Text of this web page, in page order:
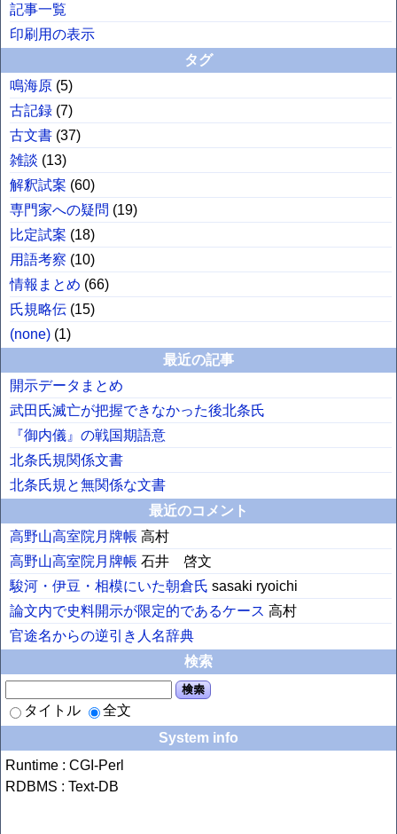
記事一覧
印刷用の表示
タグ
鳴海原 (5)
古記録 (7)
古文書 (37)
雑談 (13)
解釈試案 (60)
専門家への疑問 (19)
比定試案 (18)
用語考察 (10)
情報まとめ (66)
氏規略伝 (15)
(none) (1)
最近の記事
開示データまとめ
武田氏滅亡が把握できなかった後北条氏
『御内儀』の戦国期語意
北条氏規関係文書
北条氏規と無関係な文書
最近のコメント
高野山高室院月牌帳 高村
高野山高室院月牌帳 石井 啓文
駿河・伊豆・相模にいた朝倉氏 sasaki ryoichi
論文内で史料開示が限定的であるケース 高村
官途名からの逆引き人名辞典
検索
検索
タイトル
全文
System info
Runtime : CGI-Perl
RDBMS : Text-DB